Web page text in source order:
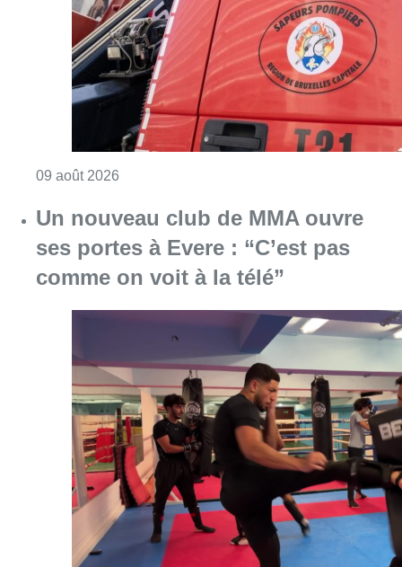
ses portes à Evere : “C’est pas
comme on voit à la télé”
08 août 2026Consulter l'article "Un nouveau club de
Au Moeraske, Bart Hanssens
recense des insectes de plus en
plus rares